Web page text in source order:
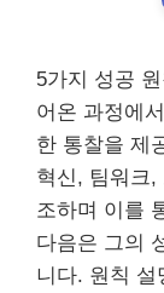
5가지 성공
어온 과정에
한 통찰을 제
혁신, 팀워크,
조하며 이를
다음은 그의
니다. 원칙 설